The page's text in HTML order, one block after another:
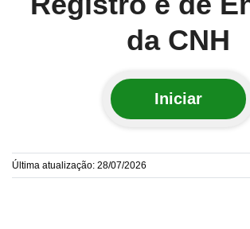
da CNH
Iniciar
Última atualização: 28/07/2026